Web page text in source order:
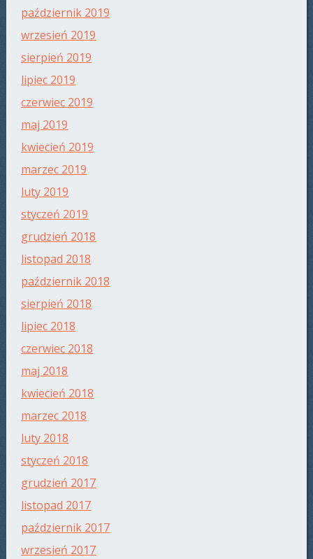
październik 2019
wrzesień 2019
sierpień 2019
lipiec 2019
czerwiec 2019
maj 2019
kwiecień 2019
marzec 2019
luty 2019
styczeń 2019
grudzień 2018
listopad 2018
październik 2018
sierpień 2018
lipiec 2018
czerwiec 2018
maj 2018
kwiecień 2018
marzec 2018
luty 2018
styczeń 2018
grudzień 2017
listopad 2017
październik 2017
wrzesień 2017